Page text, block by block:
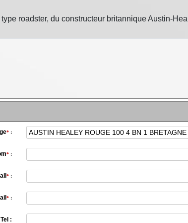
roadster, du constructeur britannique Austin-
*:
*:
*:
*:
Tel :